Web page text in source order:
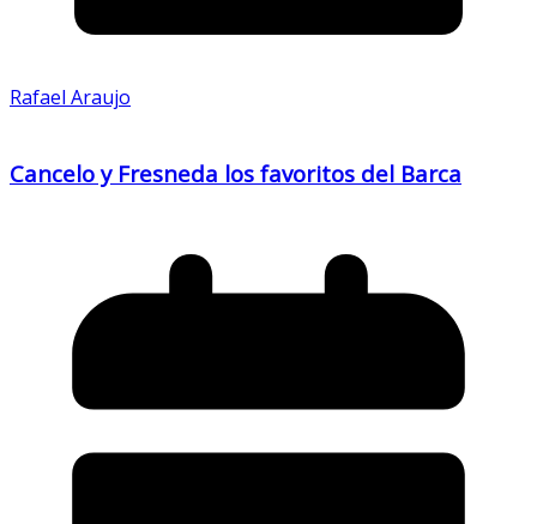
Rafael Araujo
Cancelo y Fresneda los favoritos del Barca